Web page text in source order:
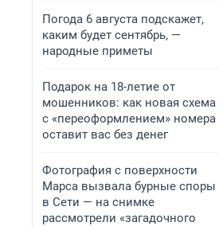
Погода 6 августа подскажет,
каким будет сентябрь, —
народные приметы
Подарок на 18-летие от
мошенников: как новая схема
с «переоформлением» номера
оставит вас без денег
Фотография с поверхности
Марса вызвала бурные споры
в Сети — на снимке
рассмотрели «загадочного